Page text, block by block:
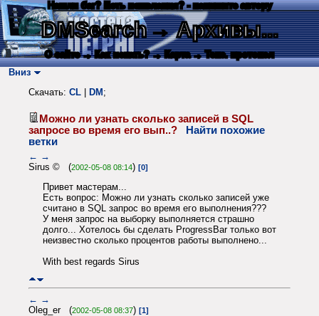
Нашли баг? Есть пожелания? - напишите автору
DMSearch→ Архивы...
О сайте → Как искать? → Карта → Текс. протокол
Вниз
Скачать: CL DM ;
Можно ли узнать сколько записей в SQL
запросе во время его вып..?
Найти похожие
ветки
← →
Sirus © (2002-05-08 08:14) [0]
Привет мастерам...
Есть вопрос: Можно ли узнать сколько записей уже
считано в SQL запрос во время его выполнения???
У меня запрос на выборку выполняется страшно
долго... Хотелось бы сделать ProgressBar только вот
неизвестно сколько процентов работы выполнено...
With best regards Sirus
← →
Oleg_er (2002-05-08 08:37) [1]